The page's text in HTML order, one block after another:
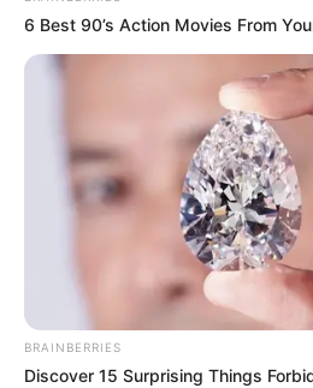
Twitter: –
Instagram:
@estellelinden
TikTok: –
YouTube: –
Tinggi, Berat & Penampilan
Tinggi: 170 cm
Berat: – kg
6 Best 90’s Action Movies From
BRAINBERRIES
Discover 15 Surprising Things